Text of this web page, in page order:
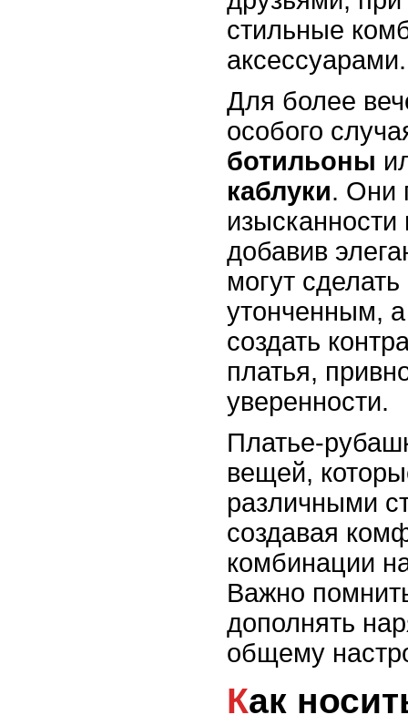
стильные
аксессуарами.
Для более
особого
ботильоны
каблуки. Они
изысканности
добавив
могут
утонченным,
создать
платья,
уверенности.
Платье-
вещей,
различными
создавая
комбинации
Важно
дополнять
общему
Как носить платье-